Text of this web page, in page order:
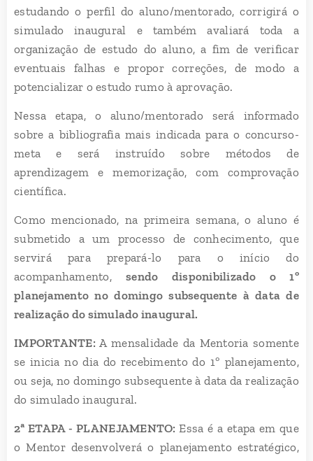
estudando o perfil do aluno/mentorado, corrigirá o
simulado inaugural e também avaliará toda a
organização de estudo do aluno, a fim de verificar
eventuais falhas e propor correções, de modo a
potencializar o estudo rumo à aprovação.
Nessa etapa, o aluno/mentorado será informado
sobre a bibliografia mais indicada para o concurso-
meta e será instruído sobre métodos de
aprendizagem e memorização, com comprovação
científica.
Como mencionado, na primeira semana, o aluno é
submetido a um processo de conhecimento, que
servirá para prepará-lo para o início do
acompanhamento,sendo disponibilizado o 1º
planejamento no domingo subsequente à data de
realização do simulado inaugural.
IMPORTANTE: A mensalidade da Mentoria somente
se inicia no dia do recebimento do 1º planejamento,
ou seja, no domingo subsequente à data da realização
do simulado inaugural.
2ª ETAPA - PLANEJAMENTO:Essa é a etapa em que
o Mentor desenvolverá o planejamento estratégico,